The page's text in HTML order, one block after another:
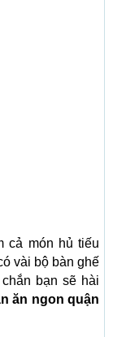
cả món hủ tiếu
vài bộ bàn ghế
bạn sẽ hài
ăn ngon quận